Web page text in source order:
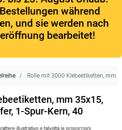
während
und sie werden nach
bearbeitet!
Rolle mit 3000 Klebeetiketten, mm
mm 35x15,
1-Spur-Kern, 40